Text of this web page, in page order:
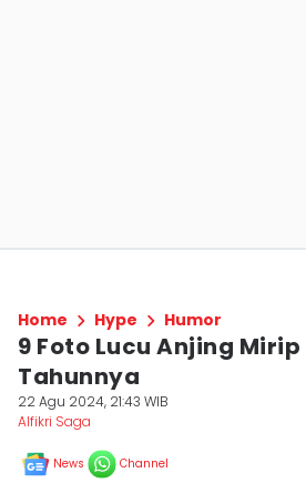
Home Hype Humor
9 Foto Lucu Anjing Mirip
Tahunnya
22 Agu 2024, 21:43 WIB
Alfikri Saga
News Channel